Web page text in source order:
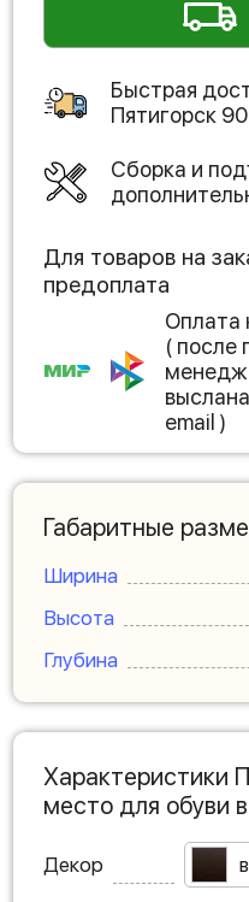
Быстрая
Пятигорск
Сборка и
Для товаров на
предоплата
Оплата
( после
email )
Габаритные
Ширина
Высота
Глубина
Характеристики
место для обуви
Декор